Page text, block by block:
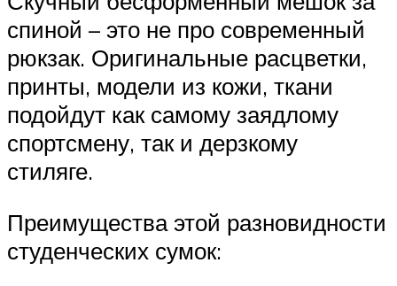
спиной – это не про современный
рюкзак. Оригинальные расцветки,
принты, модели из кожи, ткани
подойдут как самому заядлому
спортсмену, так и дерзкому
стиляге.
Преимущества этой разновидности
студенческих сумок: